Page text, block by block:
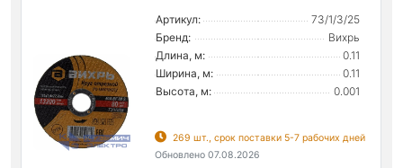
Артикул:
73/1/3/25
Бренд:
Вихрь
Длина, м:
0.11
Ширина, м:
0.11
Высота, м:
0.001
269 шт., срок поставки 5-7 рабочих дней
Обновлено 07.08.2026